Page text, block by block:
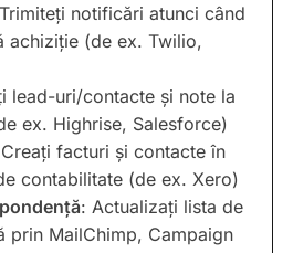
notificări atunci când
achiziție (de ex. Twilio,
lead-uri/contacte și note la
ex. Highrise, Salesforce)
facturi și contacte în
contabilitate (de ex. Xero)
: Actualizați lista de
prin MailChimp, Campaign